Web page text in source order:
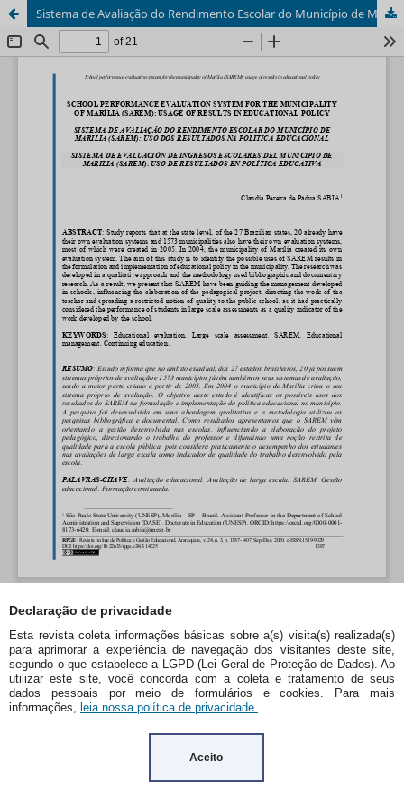
Declaração de privacidade
Esta revista coleta informações básicas sobre a(s) visita(s) realizada(s)
para aprimorar a experiência de navegação dos visitantes deste site,
segundo o que estabelece a LGPD (Lei Geral de Proteção de Dados). Ao
utilizar este site, você concorda com a coleta e tratamento de seus
dados pessoais por meio de formulários e cookies. Para mais
informações, leia nossa política de privacidade.
Aceito
Sistema de Avaliação do Rendimento Escolar do Município de Marília (SAREM): uso dos resultados na política educacional